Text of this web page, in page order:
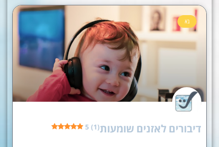
בא
דיבורים לאזנים שומעות5 (1)